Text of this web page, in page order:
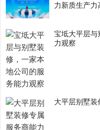
力新质生产力
宝坻大平层与
力观察
大平层别墅